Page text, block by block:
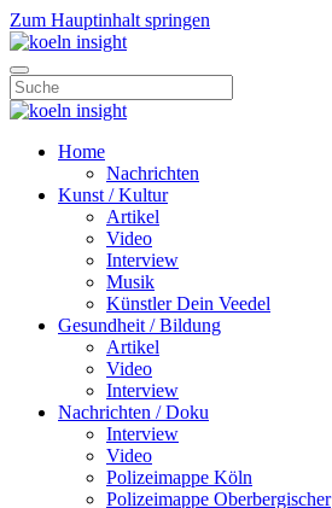
Zum Hauptinhalt springen
Home
Nachrichten
Kunst / Kultur
Artikel
Video
Interview
Musik
Künstler Dein Veedel
Gesundheit / Bildung
Artikel
Video
Interview
Nachrichten / Doku
Interview
Video
Polizeimappe Köln
Polizeimappe Oberbergischer